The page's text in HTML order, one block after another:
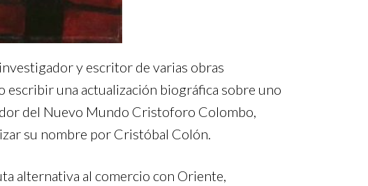
y escritor de varias obras
escribir una actualización biográfica sobre uno
del Nuevo Mundo Cristoforo Colombo,
su nombre por Cristóbal Colón.
alternativa al comercio con Oriente,